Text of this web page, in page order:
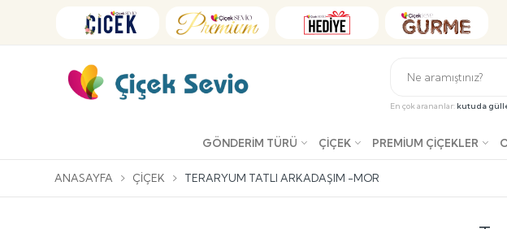
En çok arananlar: kutuda
GÖNDERIM TÜRÜ ÇIÇEK PREMIUM ÇIÇEKLER
ANASAYFA ÇIÇEK TERARYUM TATLI ARKADAŞIM -MOR